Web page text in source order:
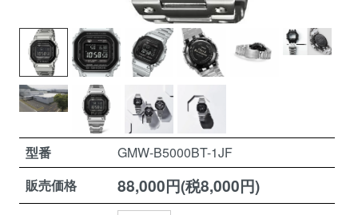
型番
GMW-B5000BT-1JF
販売価格
88,000円(税8,000円)